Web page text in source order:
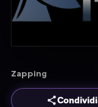
Zapping
Condividi